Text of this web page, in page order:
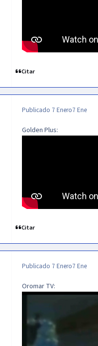
Citar
Publicado 7 Enero7 Ene
Golden Plus:
Citar
Publicado 7 Enero7 Ene
Oromar TV: